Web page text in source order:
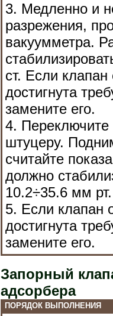
3. Медленно и
разрежения,
вакуумметра.
ст. Если
достигнута
замените его.
4. Переключите
штуцеру.
считайте
должно
10.2÷35.6 мм
5. Если клапан
достигнута
замените его.
Запорный
адсорбера
ПОРЯДОК ВЫПОЛНЕНИЯ